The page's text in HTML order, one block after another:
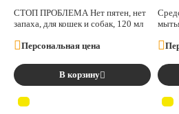
СТОП ПРОБЛЕМА Нет пятен, нет
запаха, для кошек и собак, 120 мл
Персональная цена
В корзину